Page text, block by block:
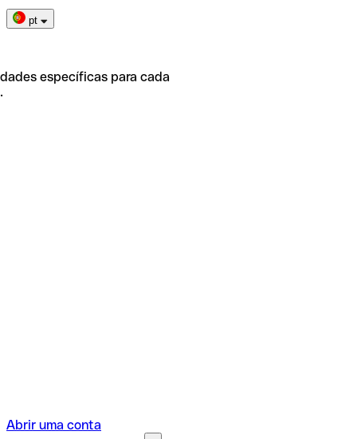
pt
específicas para cada
Abrir uma conta